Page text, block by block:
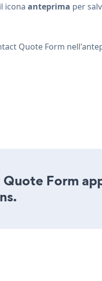
icona anteprima per
Quote Form
Form